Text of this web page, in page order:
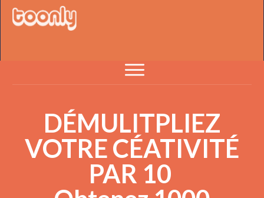
DÉMULITPLIEZ
VOTRE CÉATIVITÉ
PAR 10